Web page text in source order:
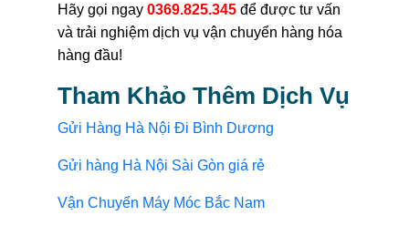
Hãy gọi ngay 0369.825.345 để được tư vấn
và trải nghiệm dịch vụ vận chuyển hàng hóa
hàng đầu!
Tham Khảo Thêm Dịch Vụ
Gửi Hàng Hà Nội Đi Bình Dương
Gửi hàng Hà Nội Sài Gòn giá rẻ
Vận Chuyển Máy Móc Bắc Nam